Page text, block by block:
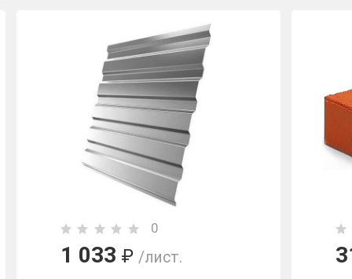
0
1 033 ₽ /лист.